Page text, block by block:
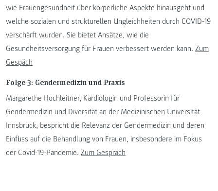
wie Frauengesundheit über körperliche Aspekte hinausgeht und
welche sozialen und strukturellen Ungleichheiten durch COVID-19
verschärft wurden. Sie bietet Ansätze, wie die
Gesundheitsversorgung für Frauen verbessert werden kann. Zum
Gespäch
Folge 3: Gendermedizin und Praxis
Margarethe Hochleitner, Kardiologin und Professorin für
Gendermedizin und Diversität an der Medizinischen Universität
Innsbruck, bespricht die Relevanz der Gendermedizin und deren
Einfluss auf die Behandlung von Frauen, insbesondere im Fokus
der Covid-19-Pandemie. Zum Gespräch